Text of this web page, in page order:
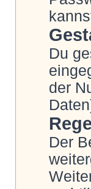
Du
der
Der